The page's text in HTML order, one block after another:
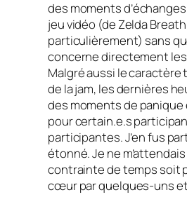
des moments
jeu vidéo (de Zelda
particulièrement) sans
concerne directement
Malgré aussi le caractère
de lajam, les dernières
des moments de
pour certain.e.s
participantes. J’en fus
étonné. Je ne
contrainte de temps soit
cœur par quelques-uns